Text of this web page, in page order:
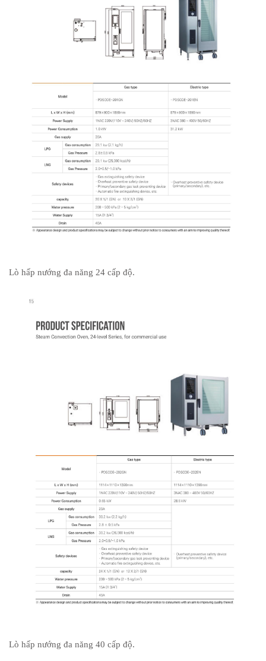
Lò hấp nướng đa năng 24 cấp độ.
Lò hấp nướng đa năng 40 cấp độ.